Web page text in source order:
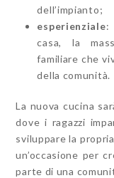
dell’impianto;
esperienziale:
casa, la
familiare che
della comunità.
La nuova cucina
dove i ragazzi
sviluppare la
un’occasione per
parte di una